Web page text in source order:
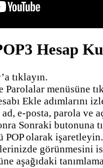
Hesap
tıklayın.
menüsüne
Ekle adımlarını
e-posta, parola ve
Sonraki butonuna
POP olarak işaretleyin.
görünmesini
aşağıdaki